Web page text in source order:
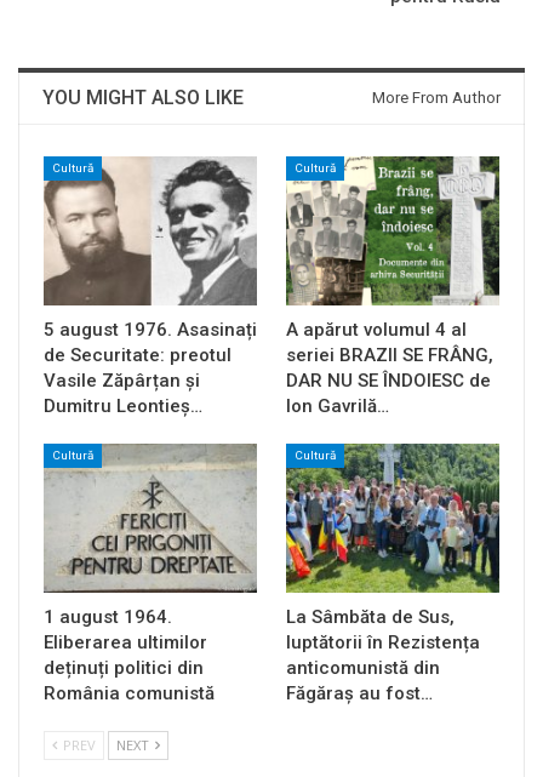
YOU MIGHT ALSO LIKE More From Author
Cultură
5 august 1976. Asasinați
de Securitate: preotul
Vasile Zăpârțan și
Dumitru Leontieș…
Cultură
A apărut volumul 4 al
seriei BRAZII SE FRÂNG,
DAR NU SE ÎNDOIESC de
Ion Gavrilă…
Cultură
1 august 1964.
Eliberarea ultimilor
deținuți politici din
România comunistă
Cultură
La Sâmbăta de Sus,
luptătorii în Rezistența
anticomunistă din
Făgăraș au fost…
PREV NEXT